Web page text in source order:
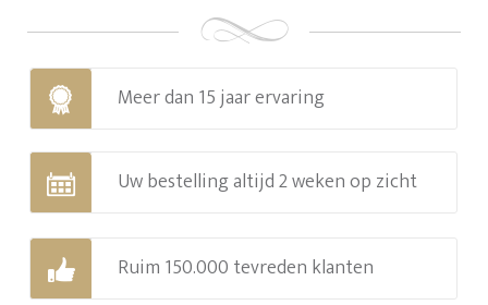
Meer dan 15 jaar ervaring
Uw bestelling altijd 2 weken op zicht
Ruim 150.000 tevreden klanten